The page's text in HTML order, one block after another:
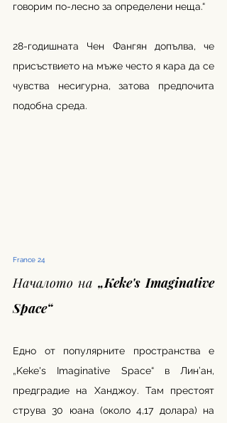
говорим по-лесно за определени неща.“
28-годишната Чен Фангян допълва, че
присъствието на мъже често я кара да се
чувства несигурна, затова предпочита
подобна среда.
France 24
Началото на „Keke's Imaginative
Space“
Едно от популярните пространства е
„Keke's Imaginative Space“ в Лин’ан,
предградие на Ханджоу. Там престоят
струва 30 юана (около 4,17 долара) на